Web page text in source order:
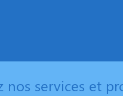
nos services et